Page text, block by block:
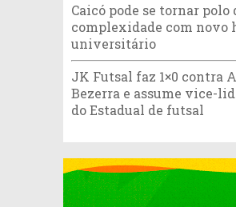
Caicó pode se tornar polo
complexidade com novo
universitário
JK Futsal faz 1×0 contra
Bezerra e assume vice-
do Estadual de futsal